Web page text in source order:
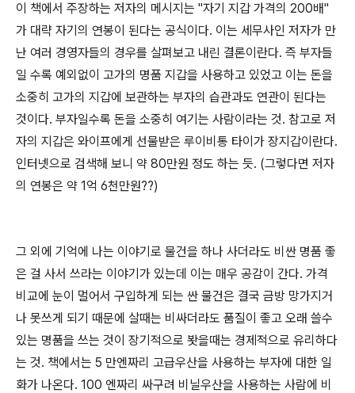
이 책에서 주장하는 저자의 메시지는 "자기 지갑 가격의 200배"
가 대략 자기의 연봉이 된다는 공식이다. 이는 세무사인 저자가 만
난 여러 경영자들의 경우를 살펴보고 내린 결론이란다. 즉 부자들
일 수록 예외없이 고가의 명품 지갑을 사용하고 있었고 이는 돈을
소중히 고가의 지갑에 보관하는 부자의 습관과도 연관이 된다는
것이다. 부자일수록 돈을 소중히 여기는 사람이라는 것. 참고로 저
자의 지갑은 와이프에게 선물받은 루이비통 타이가 장지갑이란다.
인터넷으로 검색해 보니 약 80만원 정도 하는 듯. (그렇다면 저자
의 연봉은 약 1억 6천만원??)
그 외에 기억에 나는 이야기로 물건을 하나 사더라도 비싼 명품 좋
은 걸 사서 쓰라는 이야기가 있는데 이는 매우 공감이 간다. 가격
비교에 눈이 멀어서 구입하게 되는 싼 물건은 결국 금방 망가지거
나 못쓰게 되기 때문에 살때는 비싸더라도 품질이 좋고 오래 쓸수
있는 명품을 쓰는 것이 장기적으로 봣을때는 경제적으로 유리하다
는 것. 책에서는 5 만엔짜리 고급우산을 사용하는 부자에 대한 일
화가 나온다. 100 엔짜리 싸구려 비닐우산을 사용하는 사람에 비